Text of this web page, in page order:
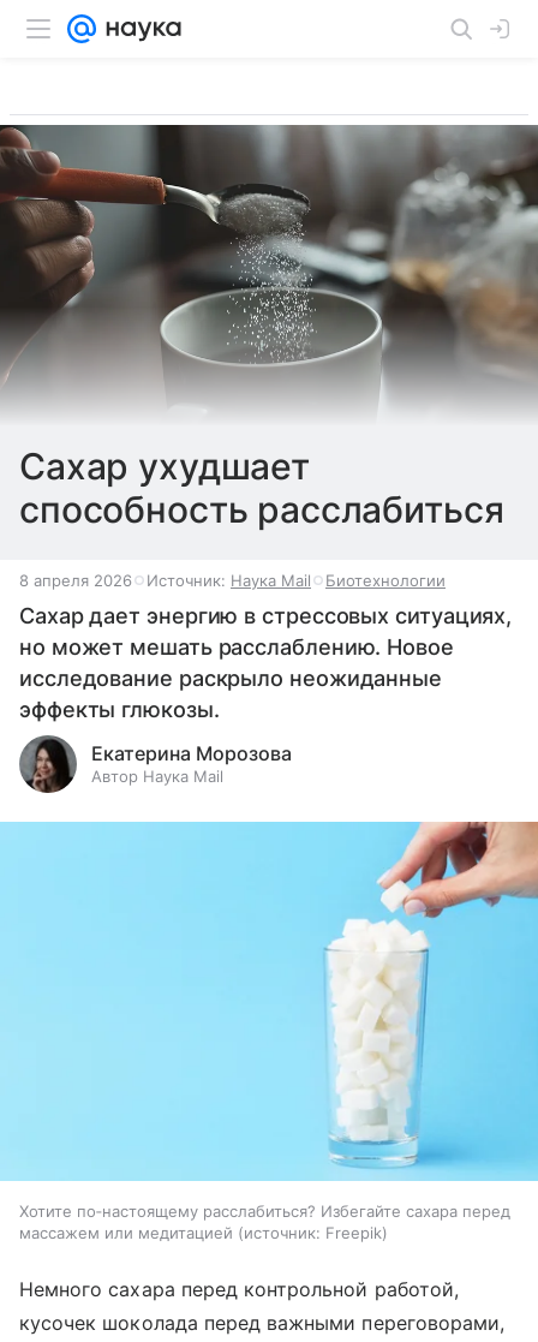
Сахар ухудшает
способность расслабиться
8 апреля 2026 Источник: Наука Mail Биотехнологии
Сахар дает энергию в стрессовых ситуациях,
но может мешать расслаблению. Новое
исследование раскрыло неожиданные
эффекты глюкозы.
Екатерина Морозова
Автор Наука Mail
Хотите по‑настоящему расслабиться? Избегайте сахара перед
массажем или медитацией
источник: Freepik
Немного сахара перед контрольной работой,
кусочек шоколада перед важными переговорами,